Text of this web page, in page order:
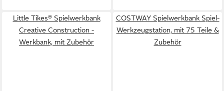
Little Tikes® Spielwerkbank
Creative Construction -
Werkbank, mit Zubehör
COSTWAY Spielwerkbank Spiel-
Werkzeugstation, mit 75 Teile &
Zubehör